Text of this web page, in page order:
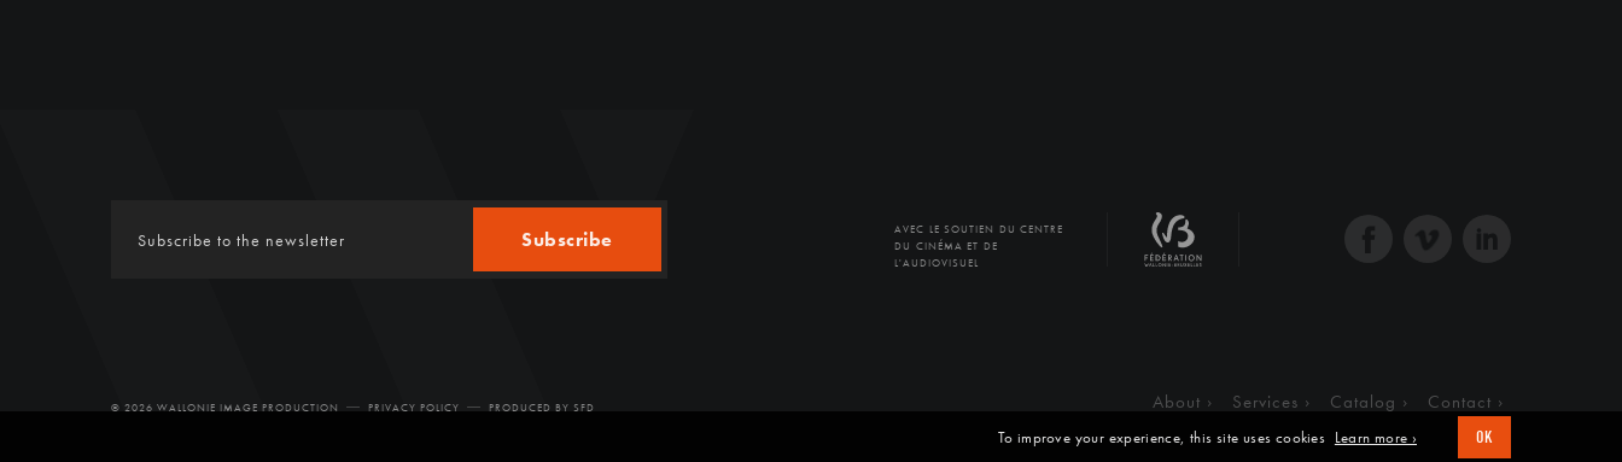
Subscribe
AVEC LE SOUTIEN DU CENTRE
DU CINÉMA ET DE
L'AUDIOVISUEL
© 2026 WALLONIE IMAGE PRODUCTION PRIVACY POLICY PRODUCED BY SFD About Services Catalog Contact
To improve your experience, this site uses cookies Learn more › OK